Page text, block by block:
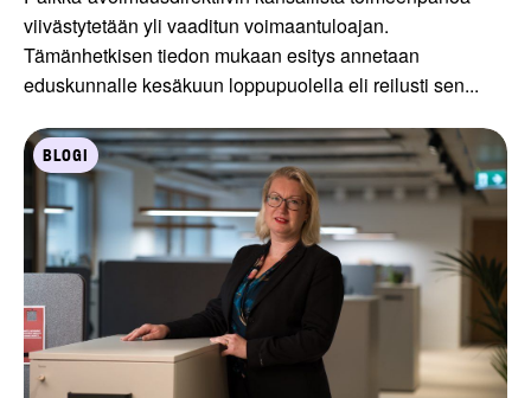
viivästytetään yli vaaditun voimaantuloajan.
Tämänhetkisen tiedon mukaan esitys annetaan
eduskunnalle kesäkuun loppupuolella eli reilusti sen...
BLOGI